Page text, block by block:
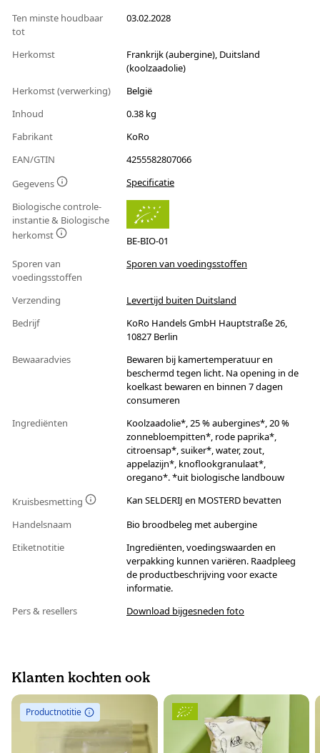
Ten minste houdbaar
tot
03.02.2028
Herkomst
Frankrijk (aubergine), Duitsland
(koolzaadolie)
Herkomst (verwerking)
België
Inhoud
0.38 kg
Fabrikant
KoRo
EAN/GTIN
4255582807066
Gegevens
Specificatie
Biologische controle-
instantie & Biologische
herkomst
BE-BIO-01
Sporen van
voedingsstoffen
Sporen van voedingsstoffen
Verzending
Levertijd buiten Duitsland
Bedrijf
KoRo Handels GmbH Hauptstraße 26,
10827 Berlin
Bewaaradvies
Bewaren bij kamertemperatuur en
beschermd tegen licht. Na opening in de
koelkast bewaren en binnen 7 dagen
consumeren
Ingrediënten
Koolzaadolie*, 25 % aubergines*, 20 %
zonnebloempitten*, rode paprika*,
citroensap*, suiker*, water, zout,
appelazijn*, knoflookgranulaat*,
oregano*. *uit biologische landbouw
Kruisbesmetting
Kan SELDERIJ en MOSTERD bevatten
Handelsnaam
Bio broodbeleg met aubergine
Etiketnotitie
Ingrediënten, voedingswaarden en
verpakking kunnen variëren. Raadpleeg
de productbeschrijving voor exacte
informatie.
Pers & resellers
Download bijgesneden foto
Klanten kochten ook
Productnotitie